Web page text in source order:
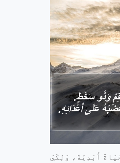
أَبَدِيَّةً، وَلِكَيْ